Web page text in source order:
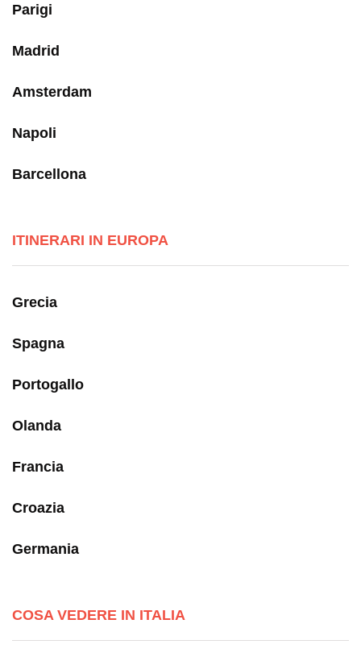
Parigi
Madrid
Amsterdam
Napoli
Barcellona
ITINERARI IN EUROPA
Grecia
Spagna
Portogallo
Olanda
Francia
Croazia
Germania
COSA VEDERE IN ITALIA